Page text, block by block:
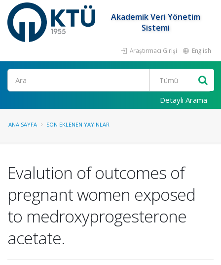
Akademik Veri Yönetim
Sistemi
Araştırmacı Girişi English
Ara
Detaylı Arama
ANA SAYFA SON EKLENEN YAYINLAR
Evalution of outcomes of
pregnant women exposed
to medroxyprogesterone
acetate.